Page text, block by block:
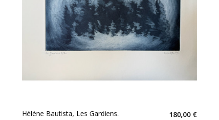
Hélène Bautista, Les Gardiens. 180,00 €